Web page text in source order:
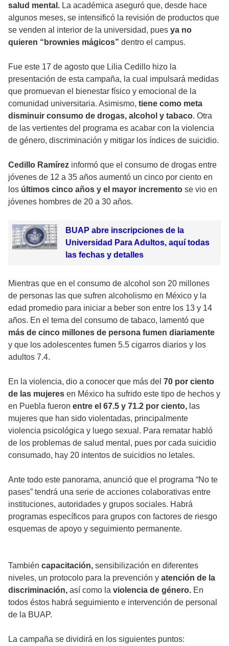
salud mental. La académica aseguró que, desde hace
algunos meses, se intensificó la revisión de productos que
se venden al interior de la universidad, pues ya no
quieren “brownies mágicos” dentro el campus.
Fue este 17 de agosto que Lilia Cedillo hizo la
presentación de esta campaña, la cual impulsará medidas
que promuevan el bienestar físico y emocional de la
comunidad universitaria. Asimismo, tiene como meta
disminuir consumo de drogas, alcohol y tabaco. Otra
de las vertientes del programa es acabar con la violencia
de género, discriminación y mitigar los índices de suicidio.
Cedillo Ramírez informó que el consumo de drogas entre
jóvenes de 12 a 35 años aumentó un cinco por ciento en
los últimos cinco años y el mayor incremento se vio en
jóvenes hombres de 20 a 30 años.
BUAP abre inscripciones de la
Universidad Para Adultos, aquí todas
las fechas y detalles
Mientras que en el consumo de alcohol son 20 millones
de personas las que sufren alcoholismo en México y la
edad promedio para iniciar a beber son entre los 13 y 14
años. En el tema del consumo de tabaco, lamentó que
más de cinco millones de persona fumen diariamente
y que los adolescentes fumen 5.5 cigarros diarios y los
adultos 7.4.
En la violencia, dio a conocer que más del 70 por ciento
de las mujeres en México ha sufrido este tipo de hechos y
en Puebla fueron entre el 67.5 y 71.2 por ciento, las
mujeres que han sido violentadas, principalmente
violencia psicológica y luego sexual. Para rematar habló
de los problemas de salud mental, pues por cada suicidio
consumado, hay 20 intentos de suicidios no letales.
Ante todo este panorama, anunció que el programa “No te
pases” tendrá una serie de acciones colaborativas entre
instituciones, autoridades y grupos sociales. Habrá
programas específicos para grupos con factores de riesgo
esquemas de apoyo y seguimiento permanente.
También capacitación, sensibilización en diferentes
niveles, un protocolo para la prevención y atención de la
discriminación, así como la violencia de género. En
todos éstos habrá seguimiento e intervención de personal
de la BUAP.
La campaña se dividirá en los siguientes puntos: